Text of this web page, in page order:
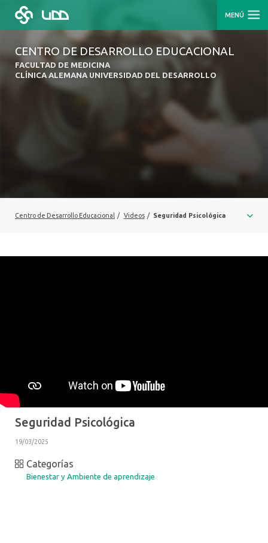
MENÚ
CENTRO DE DESARROLLO EDUCACIONAL
FACULTAD DE MEDICINA
CLÍNICA ALEMANA UNIVERSIDAD DEL DESARROLLO
Centro de Desarrollo Educacional / Videos / Seguridad Psicológica
Seguridad Psicológica
19/03/2025
Categorías
Bienestar y Ambiente de aprendizaje